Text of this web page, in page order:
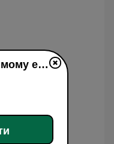
Salsa Radio у прямому ефір